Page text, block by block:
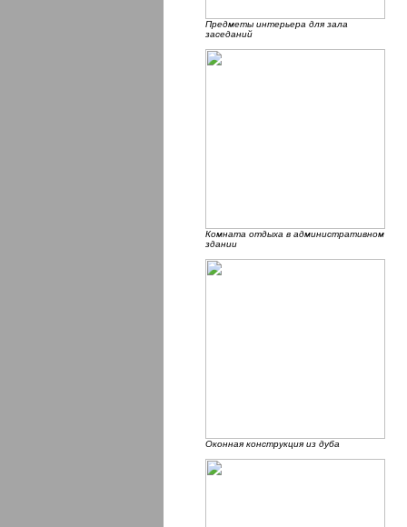
Предметы интерьера для зала
заседаний
Комната отдыха в административном
здании
Оконная конструкция из дуба